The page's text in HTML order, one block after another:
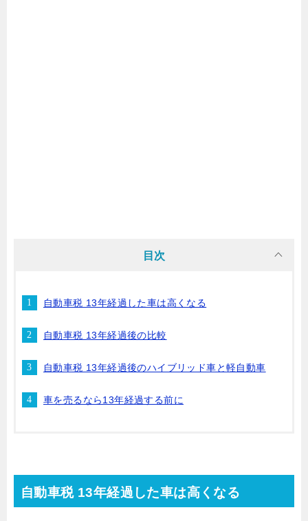
目次
自動車税 13年経過した車は高くなる
自動車税 13年経過後の比較
自動車税 13年経過後のハイブリッド車と軽自動車
車を売るなら13年経過する前に
自動車税 13年経過した車は高くなる